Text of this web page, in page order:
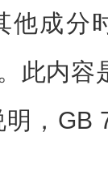
他成分
此内容
，GB